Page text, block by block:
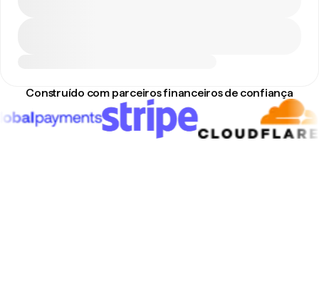
Construído com parceiros financeiros de confiança